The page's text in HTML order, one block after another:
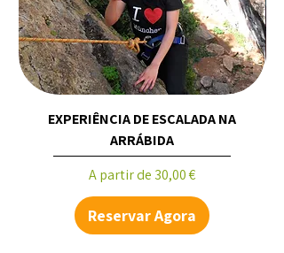
EXPERIÊNCIA DE ESCALADA NA
ARRÁBIDA
A partir de 30,00 €
Preço promocional
Reservar Agora